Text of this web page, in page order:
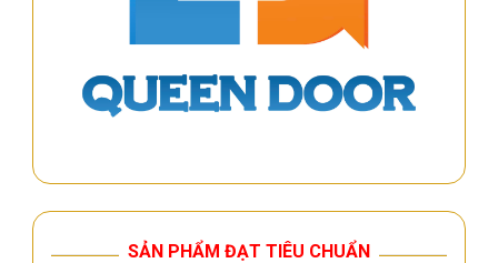
SẢN PHẨM ĐẠT TIÊU CHUẨN